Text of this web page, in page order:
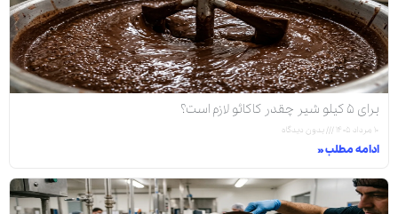
برای ۵ کیلو شیر چقدر کاکائو لازم است؟
۱۰ مرداد ۱۴۰۵ بدون دیدگاه
ادامه مطلب »